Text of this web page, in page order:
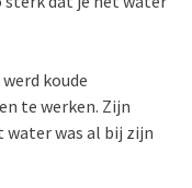
koude
te werken. Zijn
water was al bij zijn